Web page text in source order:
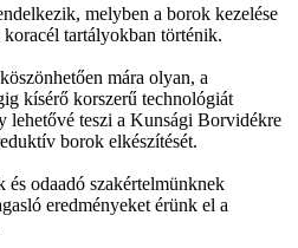
melyben a borok kezelése
koracél tartályokban történik.
mára olyan, a
kísérő korszerű technológiát
lehetővé teszi a Kunsági Borvidékre
borok elkészítését.
odaadó szakértelmünknek
eredményeket érünk el a